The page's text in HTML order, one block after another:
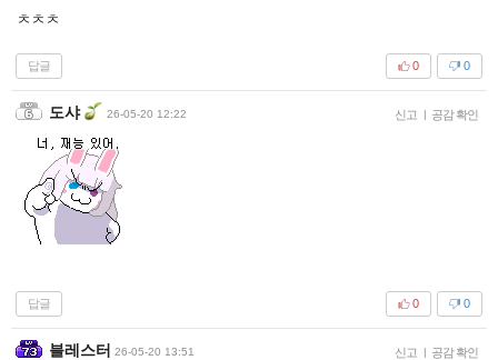
ㅊㅊㅊ
답글 0
0
도샤 26-05-20 12:22 신고 | 공감 확인
답글 0
0
블레스터 26-05-20 13:51 신고 | 공감 확인